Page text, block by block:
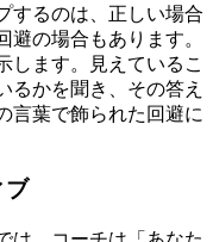
するのは、正しい場合
避の場合もあります。
します。見えているこ
るかを聞き、その答え
言葉で飾られた回避に
ブ